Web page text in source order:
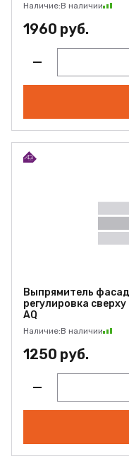
Наличие:В наличии
1960 руб.
Выпрямитель
регулировка
AQ
Наличие:В наличии
1250 руб.